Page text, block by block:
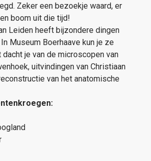
Zeker een bezoekje waard, er
boom uit die tijd!
Leiden heeft bijzondere dingen
Museum Boerhaave kun je ze
dacht je van de microscopen van
uitvindingen van Christiaan
van het anatomische